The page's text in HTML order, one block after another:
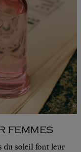
femmes
du soleil font leur